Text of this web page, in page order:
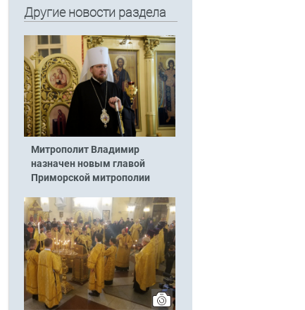
Другие новости раздела
Митрополит Владимир
назначен новым главой
Приморской митрополии